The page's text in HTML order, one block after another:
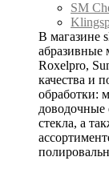
SM
В магазине
абразивные
Roxelpro,
качества и
обработки:
доводочные
стекла, а